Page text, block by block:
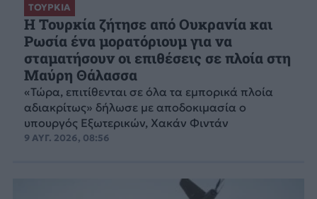
ΤΟΥΡΚΙΑ
Η Τουρκία ζήτησε από Ουκρανία και
Ρωσία ένα μορατόριουμ για να
σταματήσουν οι επιθέσεις σε πλοία στη
Μαύρη Θάλασσα
«Τώρα, επιτίθενται σε όλα τα εμπορικά πλοία
αδιακρίτως» δήλωσε με αποδοκιμασία ο
υπουργός Εξωτερικών, Χακάν Φιντάν
9 ΑΥΓ. 2026, 08:56